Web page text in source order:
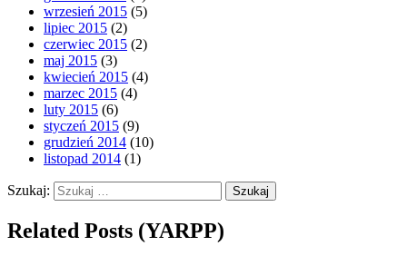
wrzesień 2015 (5)
lipiec 2015 (2)
czerwiec 2015 (2)
maj 2015 (3)
kwiecień 2015 (4)
marzec 2015 (4)
luty 2015 (6)
styczeń 2015 (9)
grudzień 2014 (10)
listopad 2014 (1)
Szukaj:
Related Posts (YARPP)